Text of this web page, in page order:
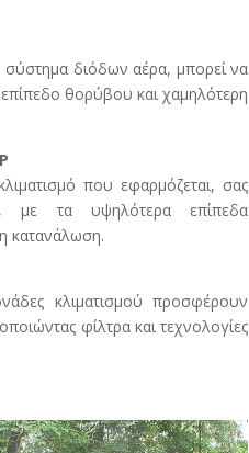
διόδων αέρα, μπορεί να
θορύβου και χαμηλότερη
που εφαρμόζεται, σας
με τα υψηλότερα επίπεδα
κατανάλωση.
κλιματισμού προσφέρουν
φίλτρα και τεχνολογίες